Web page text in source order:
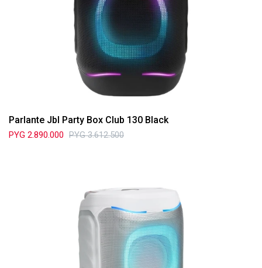
Parlante Jbl Party Box Club 130 Black
PYG 2.890.000 PYG 3.612.500